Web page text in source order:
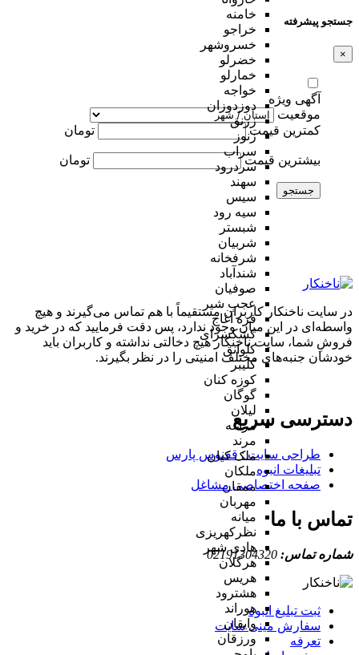
خامنه
خراجو
خسروشهر
خضرلو
خمارلو
خواجه
دوزدوزان
زرنق
زنوز
سراب
سردرود
سهند
سیس
سیه رود
شبستر
شربیان
شرفخانه
شندآباد
صوفیان
عجب شیر
قره آغاج
کشکسرای
کلوانق
کلیبر
کوزه کنان
گوگان
لیلان
مراغه
مرند
ملک کیان
ملکان
ممقان
مهربان
میانه
نظرکهریزی
هادی شهر
هرگلان
هریس
هشترود
هوراند
وایقان
ورزقان
جستجو پیشرفته
×
آگهی ویژه
موقعیت
کمترین قیمت
تومان
بیشترین قیمت تومان
جستجو
در سایت ناخنکار کاربران مستقیماً با هم تماس می‌گیرند و هیچ
واسطه‌ای در این میان وجود ندارد، پس دقت فرمایید که در خرید و
فروشِ شما، سایت ناخنکار هیچ دخالتی نداشته و کاربران باید
خودشان جنبه‌های مختلف امنیتی را در نظر بگیرند.
دسترسی سریع
طراحی سایت :‌ ققنوس پارس
تبلیغات انبوه
صفحه اختصاصی مشاغل
تماس با ما
شماره تماس: 02191304320
ثبت تبلیغ انبوه
سفارش مینی سایت
تعرفه